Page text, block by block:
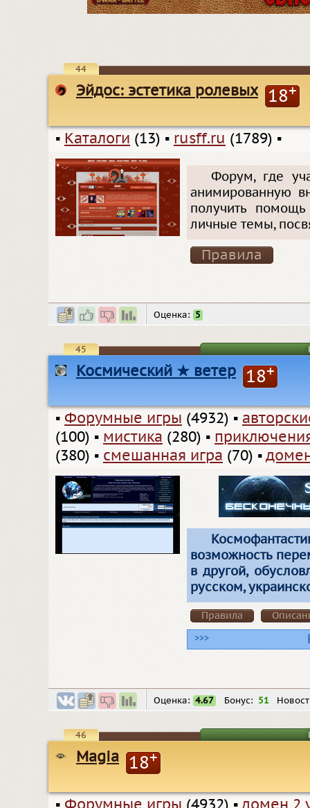
44
Эйдос: эстетика ролевых 18+
▪ Каталоги (13) ▪ rusff.ru (1789) ▪
Форум, где
анимированную
получить
личные темы,
Правила
Оценка: 5
45
Космический ★ ветер 18+
▪ Форумные игры (4932) ▪
(100) ▪ мистика (280) ▪
(380) ▪ смешанная игра (70) ▪
возможность
в другой,
русском,
Правила
>>>
Оценка: 4.67 Бонус: 51
46
Magia 18+